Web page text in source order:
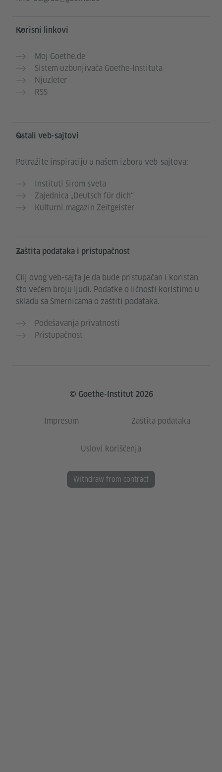
Korisni linkovi
Moj Goethe.de
Sistem uzbunjivača Goethe-Instituta
Njuzleter
RSS
Ostali veb-sajtovi
Potražite inspiraciju u našem izboru veb-sajtova:
Instituti širom sveta
Zajednica „Deutsch für dich“
Kulturni magazin Zeitgeister
Zaštita podataka i pristupačnost
Cilj ovog veb-sajta je da bude pristupačan i koristan
što većem broju ljudi. Podatke o ličnosti koristimo u
skladu sa Smernicama o zaštiti podataka.
Podešavanja privatnosti
Pristupačnost
© Goethe-Institut 2026
Impresum Zaštita podataka
Uslovi korišćenja
Withdraw from contract